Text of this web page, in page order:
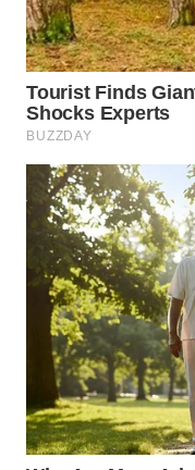
WN
TANJUNG
LESUNG
WN
KARO
WN
SIMALUNGUN
WN
LABUHANBATU
WN
TAPANULI
TENGAH
WN DELI